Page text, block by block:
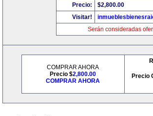
Precio:
$2,800.00
Visitar!
Serán consideradas
COMPRAR AHORA
Precio $2,800.00
COMPRAR AHORA
Precio